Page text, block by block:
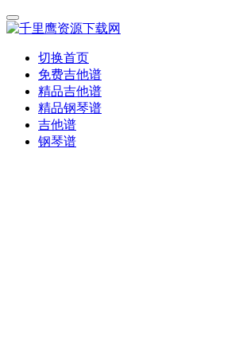
切换首页
免费吉他谱
精品吉他谱
精品钢琴谱
吉他谱
钢琴谱